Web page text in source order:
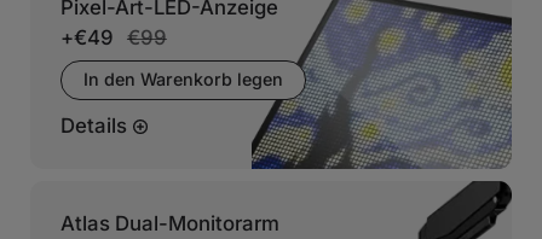
Pixel-Art-LED-Anzeige
+€49 €99
In den Warenkorb legen
Details
Atlas Dual-Monitorarm